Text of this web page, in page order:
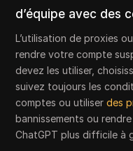
d’équipe avec des
L’utilisation de proxies
rendre votre compte
devez les utiliser,
suivez toujours les
comptes ou utiliserdes
bannissements ou
ChatGPT plus difficile à